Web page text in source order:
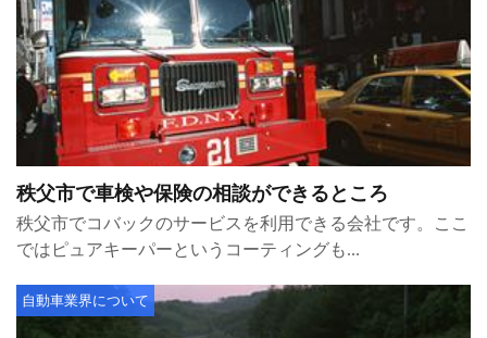
秩父市で車検や保険の相談ができるところ
秩父市でコバックのサービスを利用できる会社です。ここ
ではピュアキーパーというコーティングも...
自動車業界について